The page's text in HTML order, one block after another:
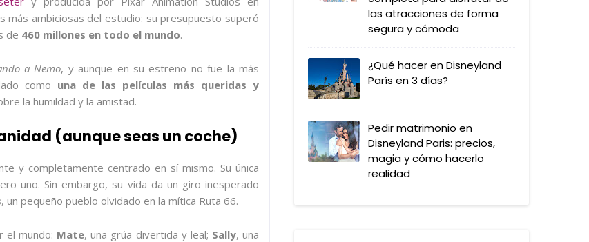
más ambiciosas del estudio: su presupuesto superó
de 460 millones en todo el mundo.
a Nemo, y aunque en su estreno no fue la más
como una de las películas más queridas y
la humildad y la amistad.
(aunque seas un coche)
y completamente centrado en sí mismo. Su única
uno. Sin embargo, su vida da un giro inesperado
, un pequeño pueblo olvidado en la mítica Ruta 66.
el mundo: Mate, una grúa divertida y leal; Sally, una
las atracciones de forma
segura y cómoda
¿Qué hacer en Disneyland
París en 3 días?
Pedir matrimonio en
Disneyland Paris: precios,
magia y cómo hacerlo
realidad